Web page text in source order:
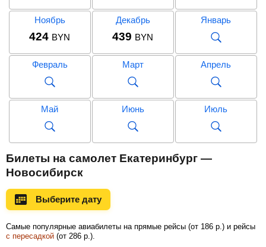
Ноябрь
424 BYN
Декабрь
439 BYN
Январь
Февраль Март Апрель
Май Июнь Июль
892 BYN
Сентябрь
Ноябрь
Февраль
Билеты на самолет Екатеринбург —
Новосибирск
Выберите дату
Самые популярные авиабилеты на прямые рейсы (от 186 р. ) и рейсы
с пересадкой (от 286 р. ).